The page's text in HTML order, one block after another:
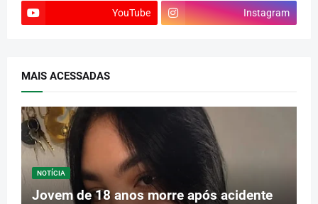
YouTube Instagram
MAIS ACESSADAS
NOTÍCIA
Jovem de 18 anos morre após acidente